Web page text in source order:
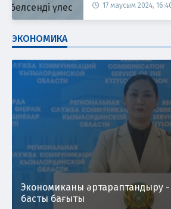
17 маусым 2024,
ЭКОНОМИКА
Экономиканы әртараптандыру
басты бағыты